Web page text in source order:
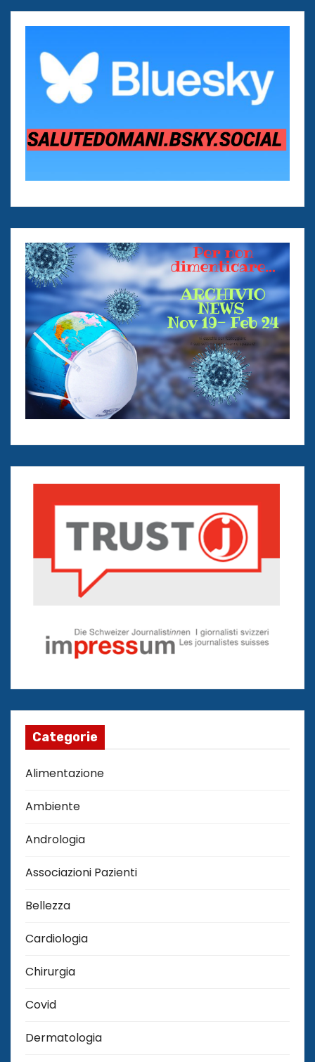
Categorie
Alimentazione
Ambiente
Andrologia
Associazioni Pazienti
Bellezza
Cardiologia
Chirurgia
Covid
Dermatologia